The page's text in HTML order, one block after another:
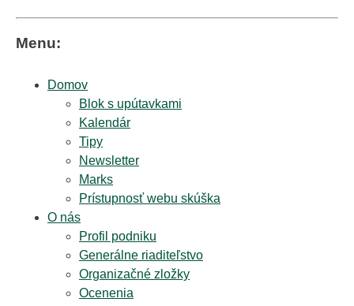
Menu:
Domov
Blok s upútavkami
Kalendár
Tipy
Newsletter
Marks
Prístupnosť webu skúška
O nás
Profil podniku
Generálne riaditeľstvo
Organizačné zložky
Ocenenia